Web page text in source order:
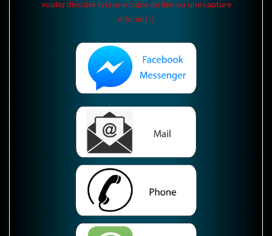
voulez discuter (via une copie du lien ou une capture
d'écran) :)